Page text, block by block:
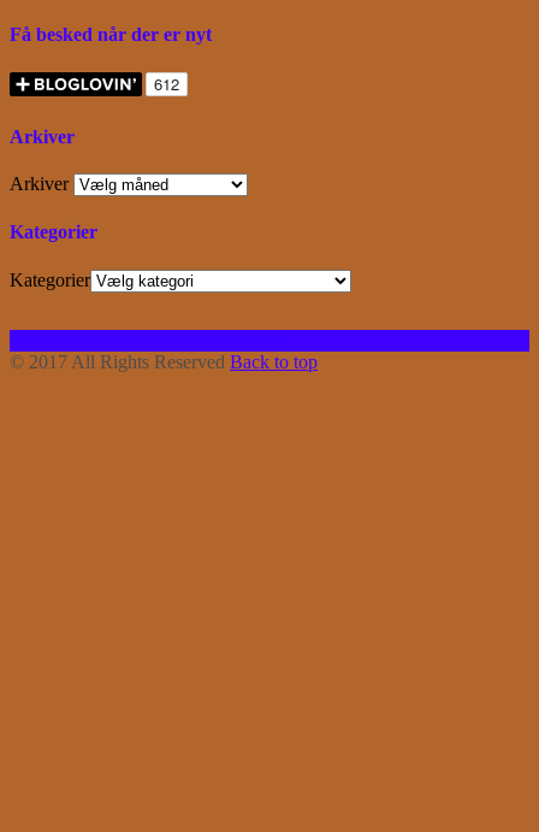
Få besked når der er nyt
Arkiver
Arkiver
Kategorier
Kategorier
© 2017 All Rights Reserved Back to top